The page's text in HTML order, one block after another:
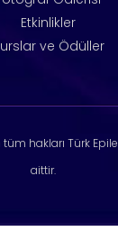
Etkinlikler
ve Ödüller
hakları Türk
aittir.